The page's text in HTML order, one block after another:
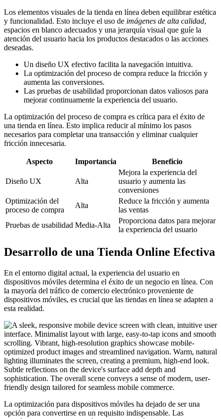
Los elementos visuales de la tienda en línea deben equilibrar estética
y funcionalidad. Esto incluye el uso de imágenes de alta calidad,
espacios en blanco adecuados y una jerarquía visual que guíe la
atención del usuario hacia los productos destacados o las acciones
deseadas.
Un diseño UX efectivo facilita la navegación intuitiva.
La optimización del proceso de compra reduce la fricción y
aumenta las conversiones.
Las pruebas de usabilidad proporcionan datos valiosos para
mejorar continuamente la experiencia del usuario.
La optimización del proceso de compra es crítica para el éxito de
una tienda en línea. Esto implica reducir al mínimo los pasos
necesarios para completar una transacción y eliminar cualquier
fricción innecesaria.
Aspecto Importancia Beneficio
Diseño UX Alta
Mejora la experiencia del
usuario y aumenta las
conversiones
Optimización del
proceso de compra
Alta
Reduce la fricción y aumenta
las ventas
Pruebas de usabilidad Media-Alta
Proporciona datos para mejorar
la experiencia del usuario
Desarrollo de una Tienda Online Efectiva
En el entorno digital actual, la experiencia del usuario en
dispositivos móviles determina el éxito de un negocio en línea. Con
la mayoría del tráfico de comercio electrónico proveniente de
dispositivos móviles, es crucial que las tiendas en línea se adapten a
esta realidad.
La optimización para dispositivos móviles ha dejado de ser una
opción para convertirse en un requisito indispensable. Las